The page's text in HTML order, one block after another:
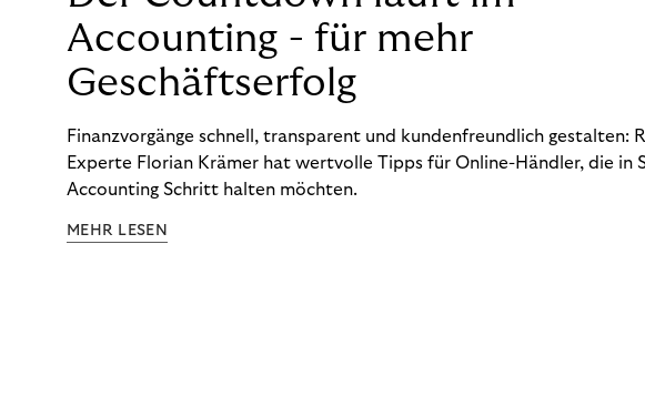
Accounting - für mehr
Geschäftserfolg
Finanzvorgänge schnell, transparent und kundenfreundlich gestalten:
Experte Florian Krämer hat wertvolle Tipps für Online-Händler, die in
Accounting Schritt halten möchten.
MEHR LESEN